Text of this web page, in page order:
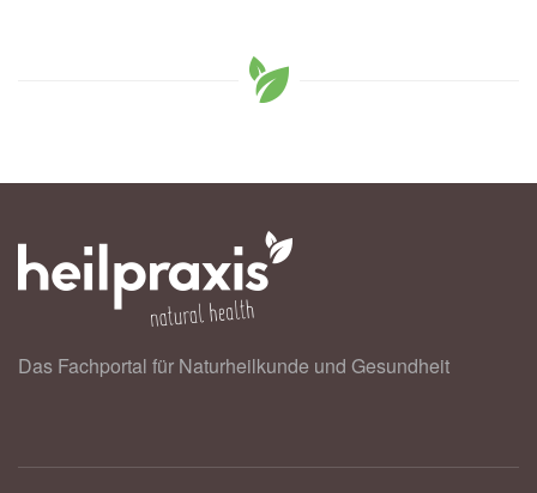
Das Fachportal für Naturheilkunde und Gesundheit